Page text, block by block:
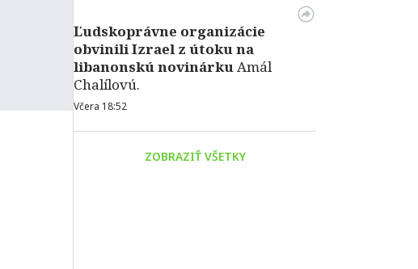
Ľudskoprávne organizácie
obvinili Izrael z útoku na
libanonskú novinárkuAmál
Chalílovú.
Včera 18:52
ZOBRAZIŤ VŠETKY